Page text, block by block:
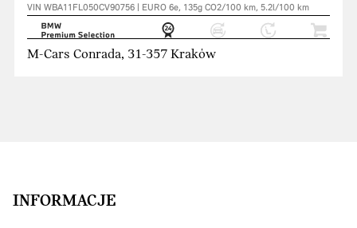
VIN WBA11FL050CV90756 | EURO 6e, 135g CO2/100 km, 5.2l/100 km
M-Cars Conrada, 31-357 Kraków
INFORMACJE